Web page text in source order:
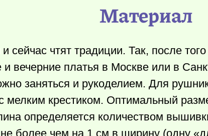
Материал
сейчас чтят традиции. Так, после
вечерние платья в Москве или в
заняться и рукоделием. Для
мелким крестиком. Оптимальный
определяется количеством
более чем на 1 см в ширину (одну